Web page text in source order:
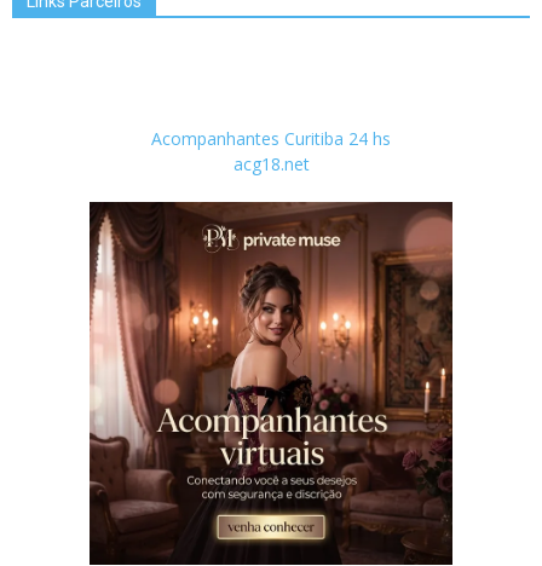
Acompanhantes Curitiba 24 hs
acg18.net